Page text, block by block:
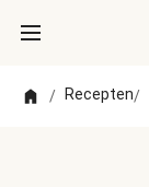
/ Recepten/